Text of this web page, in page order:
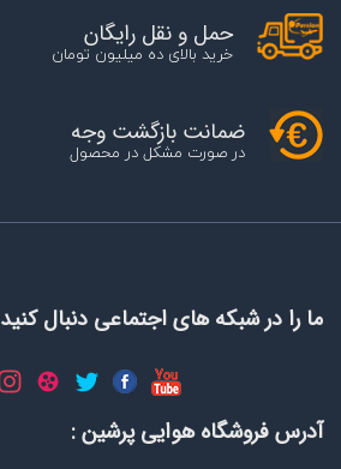
حمل و نقل رایگان
خرید بالای ده میلیون تومان
ضمانت بازگشت وجه
در صورت مشکل در محصول
ما را در شبکه های اجتماعی دنبال کنید
آدرس فروشگاه هوایی پرشین :